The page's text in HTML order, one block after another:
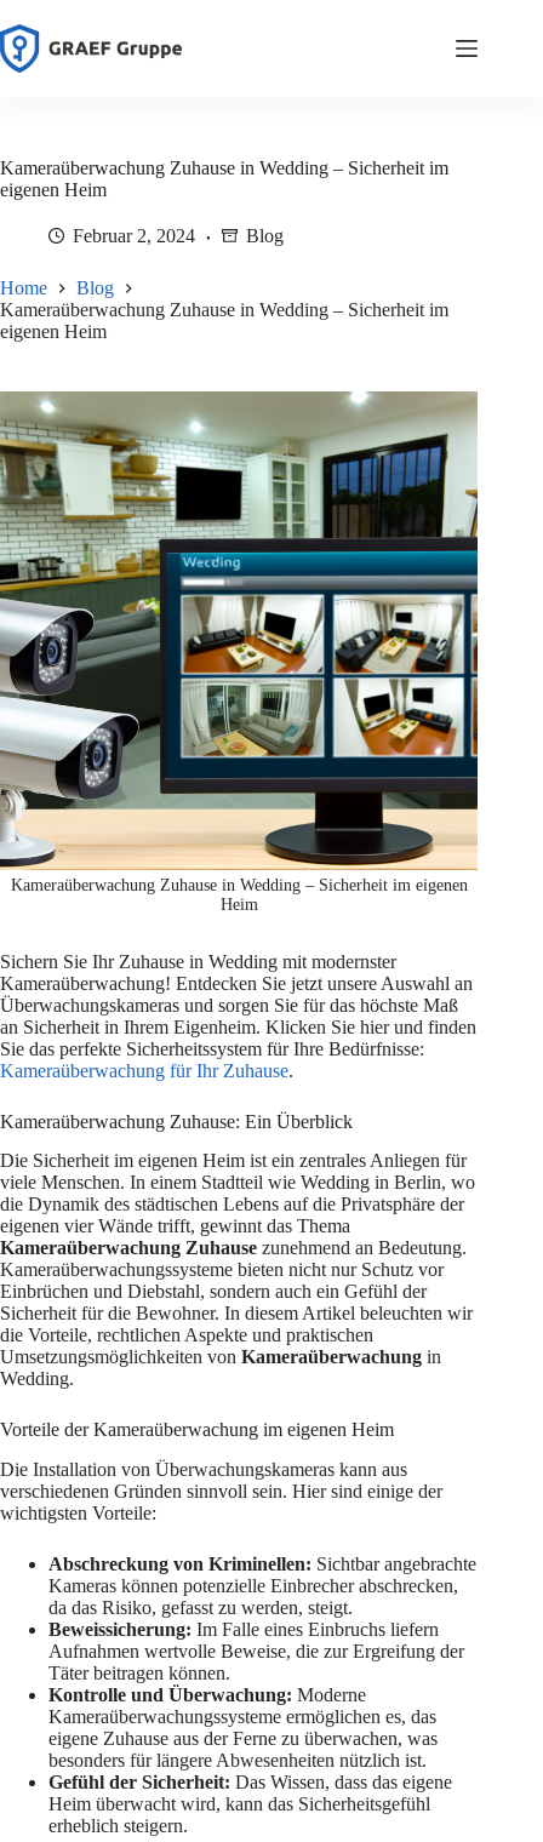
Inhalt
springen
Kameraüberwachung Zuhause in Wedding – Sicherheit im
eigenen Heim
Februar 2, 2024 Blog
Home
Blog
Kameraüberwachung Zuhause in Wedding – Sicherheit im
eigenen Heim
Kameraüberwachung Zuhause in Wedding – Sicherheit im eigenen
Heim
Sichern Sie Ihr Zuhause in Wedding mit modernster
Kameraüberwachung! Entdecken Sie jetzt unsere Auswahl an
Überwachungskameras und sorgen Sie für das höchste Maß
an Sicherheit in Ihrem Eigenheim. Klicken Sie hier und finden
Sie das perfekte Sicherheitssystem für Ihre Bedürfnisse:
Kameraüberwachung für Ihr Zuhause.
Kameraüberwachung Zuhause: Ein Überblick
Die Sicherheit im eigenen Heim ist ein zentrales Anliegen für
viele Menschen. In einem Stadtteil wie Wedding in Berlin, wo
die Dynamik des städtischen Lebens auf die Privatsphäre der
eigenen vier Wände trifft, gewinnt das Thema
Kameraüberwachung Zuhause zunehmend an Bedeutung.
Kameraüberwachungssysteme bieten nicht nur Schutz vor
Einbrüchen und Diebstahl, sondern auch ein Gefühl der
Sicherheit für die Bewohner. In diesem Artikel beleuchten wir
die Vorteile, rechtlichen Aspekte und praktischen
Umsetzungsmöglichkeiten von Kameraüberwachung in
Wedding.
Vorteile der Kameraüberwachung im eigenen Heim
Die Installation von Überwachungskameras kann aus
verschiedenen Gründen sinnvoll sein. Hier sind einige der
wichtigsten Vorteile:
Abschreckung von Kriminellen: Sichtbar angebrachte
Kameras können potenzielle Einbrecher abschrecken,
da das Risiko, gefasst zu werden, steigt.
Beweissicherung: Im Falle eines Einbruchs liefern
Aufnahmen wertvolle Beweise, die zur Ergreifung der
Täter beitragen können.
Kontrolle und Überwachung: Moderne
Kameraüberwachungssysteme ermöglichen es, das
eigene Zuhause aus der Ferne zu überwachen, was
besonders für längere Abwesenheiten nützlich ist.
Gefühl der Sicherheit: Das Wissen, dass das eigene
Heim überwacht wird, kann das Sicherheitsgefühl
erheblich steigern.